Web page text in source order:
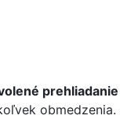
prehliadanie
obmedzenia.